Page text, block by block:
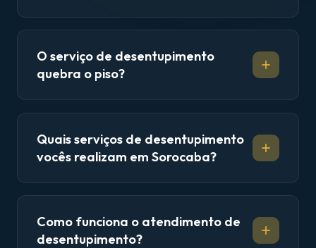
O serviço de desentupimento
quebra o piso?
Quais serviços de desentupimento
vocês realizam em Sorocaba?
Como funciona o atendimento de
desentupimento?